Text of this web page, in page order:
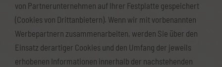
von Partnerunternehmen auf Ihrer Festplatte gespeichert
(Cookies von Drittanbietern). Wenn wir mit vorbenannten
Werbepartnern zusammenarbeiten, werden Sie über den
Einsatz derartiger Cookies und den Umfang der jeweils
erhobenen Informationen innerhalb der nachstehenden